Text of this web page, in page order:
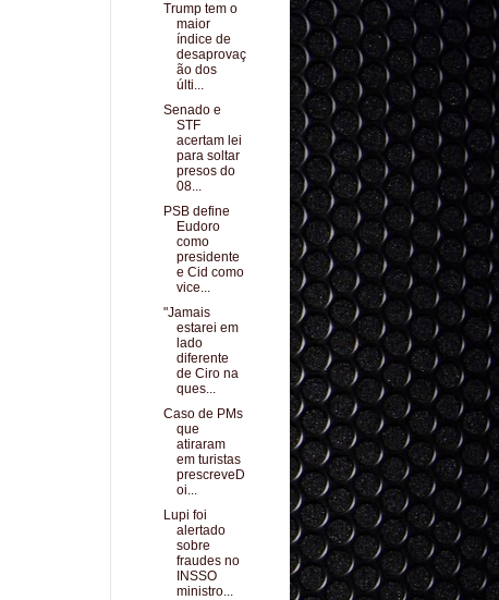
Trump tem o
maior
índice de
desaprovaç
ão dos
últi...
Senado e
STF
acertam lei
para soltar
presos do
08...
PSB define
Eudoro
como
presidente
e Cid como
vice...
"Jamais
estarei em
lado
diferente
de Ciro na
ques...
Caso de PMs
que
atiraram
em turistas
prescreveD
oi...
Lupi foi
alertado
sobre
fraudes no
INSSO
ministro...